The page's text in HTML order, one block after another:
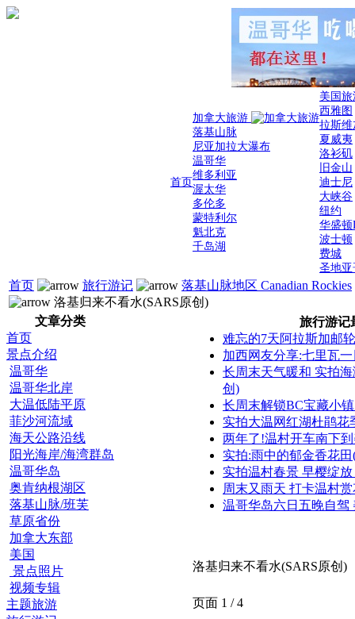
首页
加拿大旅游
落基山脉
尼亚加拉大瀑布
温哥华
维多利亚
渥太华
多伦多
蒙特利尔
魁北克
千岛湖
美国
西雅图
拉斯维
夏威夷
洛衫矶
旧金山
迪士尼
大峡谷
纽约
华盛顿
波士顿
费城
圣地亚
首页 旅行游记
落基山脉地区 Canadian Rockies
洛基归来不看水(SARS原创)
文章分类
首页
景点介绍
温哥华
温哥华北岸
大温低陆平原
菲沙河流域
海天公路沿线
阳光海岸/海湾群岛
温哥华岛
奥肯纳根湖区
落基山脉/班芙
草原省份
加拿大东部
美国
景点照片
视频专辑
主题旅游
旅行游记
难忘的7天阿拉斯加邮
加西网友分享:七里瓦
长周末天气暖和 实拍
创)
长周末解锁BC宝藏小
实拍大温网红湖杜鹃花
两年了!温村开车南下
实拍:雨中的郁金香花田
实拍温村春景 早樱绽
周末又雨天 打卡温村
温哥华岛六日五晚自驾
洛基归来不看水(SARS原创)
页面 1 / 4